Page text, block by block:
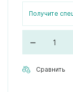
Получите
–
Сравнить